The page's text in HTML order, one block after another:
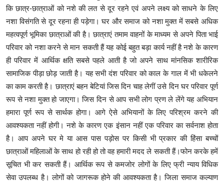
कि छात्र-छात्राओं को नशे की लत से दूर रहने एवं अपने लक्ष्य को साधने के लिए
नशा विसंगति से दूर रहना ही पड़ेगा। घर और समाज को नशा मुक्त में सबसे अधिक
महत्वपूर्ण भूमिका छात्राओं की है। छात्राएं तमाम वाहनों के माध्यम से अपने पिता भाई
परिवार को नशा करने से मान सकती हैं यह कोई बहुत बड़ा कार्य नहीं है नशे के कारण
ही परिवार में आर्थिक क्षति सबसे पहले आती है जो अपने साथ मांनसिक शारीरिक
सामाजिक पीड़ा छोड़ जाती है। यह सभी दंश परिवार को काल के गाल में भी धकेलने
का काम करती है। छात्राएं बहन बेटियां जिस दिन चाह लेगीं उसे दिन घर परिवार पूर्ण
रूप से नशा मुक्त हो जाएगा। जिस दिन से आप सभी लोग प्रण ले लेंगे यह अभियान
हमारा पूर्ण रूप से सार्थक होगा। आगे ऐसे अभियानों के लिए परिश्रम करने की
आवश्यकता नहीं होगी। नशे के कारण एक इंसान नहीं एक परिवार का सर्वनाश होता
है। आप अपने घर मे या आस पास पड़ोस पर किसी भी प्रकार की हिंसा बच्चों
छात्राओं महिलाओं के साथ हो रही हो तो वह हमारी मदद ले सकती हैं।फोन करके हमें
सूचित भी कर सकती हैं। आर्थिक रूप से कमजोर लोगों के लिए फ्री न्याय विधिक
सेवा उपलब्ध है। लोगों को जागरूक होने की आवश्यकता है। जिला समाज कल्याण